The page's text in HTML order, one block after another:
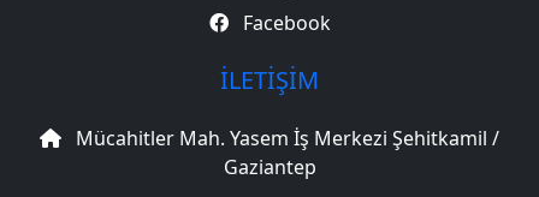
Facebook
İLETIŞIM
Mücahitler Mah. Yasem İş Merkezi Şehitkamil /
Gaziantep